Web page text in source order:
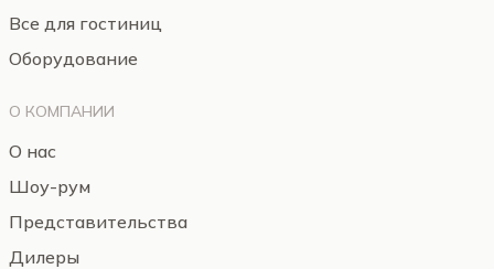
Все для гостиниц
Оборудование
О КОМПАНИИ
О нас
Шоу-рум
Представительства
Дилеры